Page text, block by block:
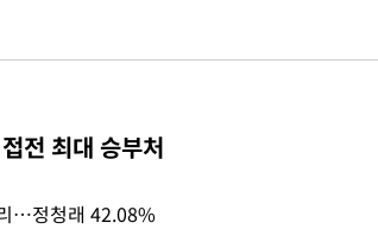
전 최대 승부처
…정청래 42.08%